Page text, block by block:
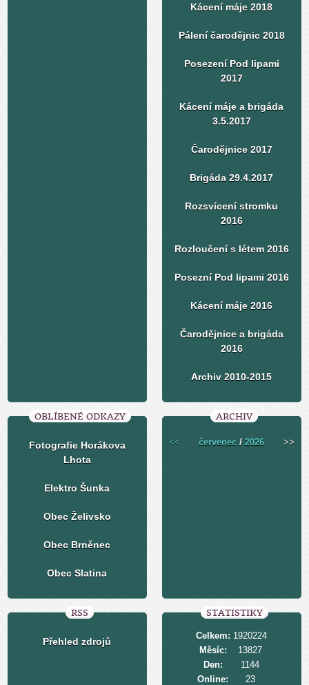
Kácení máje 2018
Pálení čarodějnic 2018
Posezení Pod lipami
2017
Kácení máje a brigáda
3.5.2017
Čarodějnice 2017
Brigáda 29.4.2017
Rozsvícení stromku
2016
Rozloučení s létem 2016
Posezní Pod lipami 2016
Kácení máje 2016
Čarodějnice a brigáda
2016
Archiv 2010-2015
OBLÍBENÉ ODKAZY
Fotografie Horákova
Lhota
Elektro Šunka
Obec Želivsko
Obec Brněnec
Obec Slatina
ARCHIV
<< červenec /2026 >>
RSS
Přehled zdrojů
STATISTIKY
Online: 23
Celkem: 1920224
Měsíc:
13827
Den:
1144